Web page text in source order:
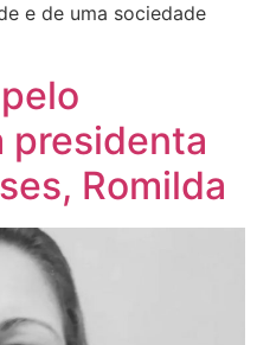
e de uma sociedade
presidenta
Romilda